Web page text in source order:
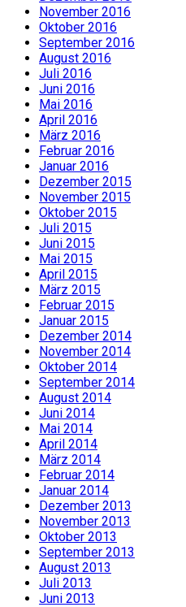
November 2016
Oktober 2016
September 2016
August 2016
Juli 2016
Juni 2016
Mai 2016
April 2016
März 2016
Februar 2016
Januar 2016
Dezember 2015
November 2015
Oktober 2015
Juli 2015
Juni 2015
Mai 2015
April 2015
März 2015
Februar 2015
Januar 2015
Dezember 2014
November 2014
Oktober 2014
September 2014
August 2014
Juni 2014
Mai 2014
April 2014
März 2014
Februar 2014
Januar 2014
Dezember 2013
November 2013
Oktober 2013
September 2013
August 2013
Juli 2013
Juni 2013